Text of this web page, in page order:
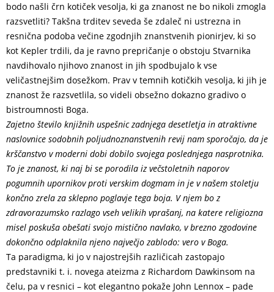
bodo našli črn kotiček vesolja, ki ga znanost ne bo nikoli zmogla
razsvetliti? Takšna trditev seveda še zdaleč ni ustrezna in
resnična podoba večine zgodnjih znanstvenih pionirjev, ki so
kot Kepler trdili, da je ravno prepričanje o obstoju Stvarnika
navdihovalo njihovo znanost in jih spodbujalo k vse
veličastnejšim dosežkom. Prav v temnih kotičkih vesolja, ki jih je
znanost že razsvetlila, so videli obsežno dokazno gradivo o
bistroumnosti Boga.
Zajetno število knjižnih uspešnic zadnjega desetletja in atraktivne
naslovnice sodobnih poljudnoznanstvenih revij nam sporočajo, da je
krščanstvo v moderni dobi dobilo svojega poslednjega nasprotnika.
To je znanost, ki naj bi se porodila iz večstoletnih naporov
pogumnih upornikov proti verskim dogmam in je v našem stoletju
končno zrela za sklepno poglavje tega boja. V njem bo z
zdravorazumsko razlago vseh velikih vprašanj, na katere religiozna
misel poskuša obešati svojo mistično navlako, v brezno zgodovine
dokončno odplaknila njeno največjo zablodo: vero v Boga.
Ta paradigma, ki jo v najostrejših različicah zastopajo
predstavniki t. i. novega ateizma z Richardom Dawkinsom na
čelu, pa v resnici – kot elegantno pokaže John Lennox – pade